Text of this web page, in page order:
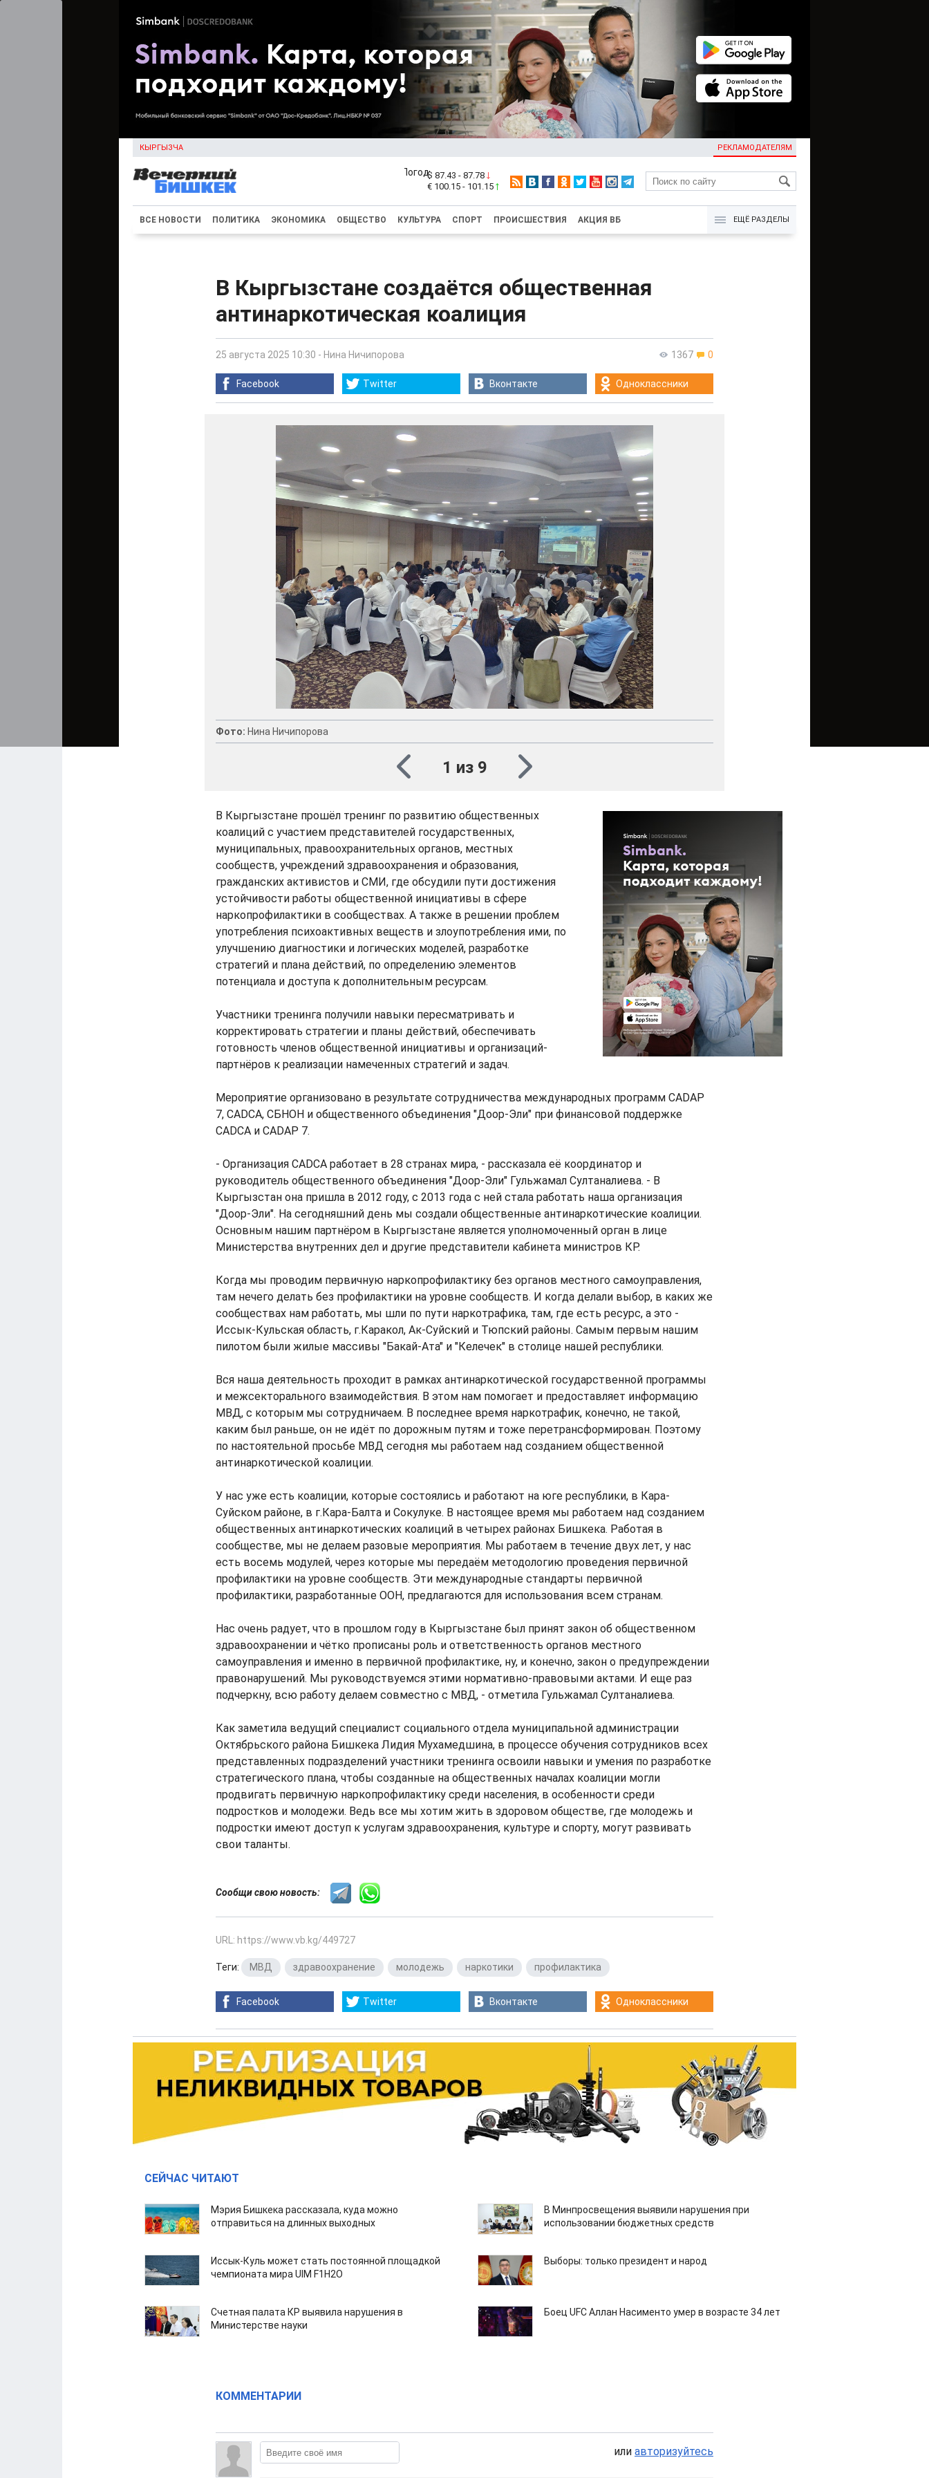
КЫРГЫЗЧА РЕКЛАМОДАТЕЛЯМ
KG
$ 87.43 - 87.78
€ 100.15 - 101.15
ВСЕ НОВОСТИ ПОЛИТИКА ЭКОНОМИКА ОБЩЕСТВО КУЛЬТУРА СПОРТ ПРОИСШЕСТВИЯ АКЦИЯ ВБ ЕЩЁ РАЗДЕЛЫ
В Кыргызстане создаётся общественная
антинаркотическая коалиция
1367 0
25 августа 2025 10:30 - Нина Ничипорова
Facebook Twitter Вконтакте Одноклассники
Фото: Нина Ничипорова
1 из 9
В Кыргызстане прошёл тренинг по развитию общественных
коалиций с участием представителей государственных,
муниципальных, правоохранительных органов, местных
сообществ, учреждений здравоохранения и образования,
гражданских активистов и СМИ, где обсудили пути достижения
устойчивости работы общественной инициативы в сфере
наркопрофилактики в сообществах. А также в решении проблем
употребления психоактивных веществ и злоупотребления ими, по
улучшению диагностики и логических моделей, разработке
стратегий и плана действий, по определению элементов
потенциала и доступа к дополнительным ресурсам.
Участники тренинга получили навыки пересматривать и
корректировать стратегии и планы действий, обеспечивать
готовность членов общественной инициативы и организаций-
партнёров к реализации намеченных стратегий и задач.
Мероприятие организовано в результате сотрудничества международных программ CADAP
7, CADCA, СБНОН и общественного объединения "Доор-Эли" при финансовой поддержке
CADCA и CADAP 7.
- Организация CADCA работает в 28 странах мира, - рассказала её координатор и
руководитель общественного объединения "Доор-Эли" Гульжамал Султаналиева. - В
Кыргызстан она пришла в 2012 году, с 2013 года с ней стала работать наша организация
"Доор-Эли". На сегодняшний день мы создали общественные антинаркотические коалиции.
Основным нашим партнёром в Кыргызстане является уполномоченный орган в лице
Министерства внутренних дел и другие представители кабинета министров КР.
Когда мы проводим первичную наркопрофилактику без органов местного самоуправления,
там нечего делать без профилактики на уровне сообществ. И когда делали выбор, в каких же
сообществах нам работать, мы шли по пути наркотрафика, там, где есть ресурс, а это -
Иссык-Кульская область, г.Каракол, Ак-Суйский и Тюпский районы. Самым первым нашим
пилотом были жилые массивы "Бакай-Ата" и "Келечек" в столице нашей республики.
Вся наша деятельность проходит в рамках антинаркотической государственной программы
и межсекторального взаимодействия. В этом нам помогает и предоставляет информацию
МВД, с которым мы сотрудничаем. В последнее время наркотрафик, конечно, не такой,
каким был раньше, он не идёт по дорожным путям и тоже перетрансформирован. Поэтому
по настоятельной просьбе МВД сегодня мы работаем над созданием общественной
антинаркотической коалиции.
У нас уже есть коалиции, которые состоялись и работают на юге республики, в Кара-
Суйском районе, в г.Кара-Балта и Сокулуке. В настоящее время мы работаем над созданием
общественных антинаркотических коалиций в четырех районах Бишкека. Работая в
сообществе, мы не делаем разовые мероприятия. Мы работаем в течение двух лет, у нас
есть восемь модулей, через которые мы передаём методологию проведения первичной
профилактики на уровне сообществ. Эти международные стандарты первичной
профилактики, разработанные ООН, предлагаются для использования всем странам.
Нас очень радует, что в прошлом году в Кыргызстане был принят закон об общественном
здравоохранении и чётко прописаны роль и ответственность органов местного
самоуправления и именно в первичной профилактике, ну, и конечно, закон о предупреждении
правонарушений. Мы руководствуемся этими нормативно-правовыми актами. И еще раз
подчеркну, всю работу делаем совместно с МВД, - отметила Гульжамал Султаналиева.
Как заметила ведущий специалист социального отдела муниципальной администрации
Октябрьского района Бишкека Лидия Мухамедшина, в процессе обучения сотрудников всех
представленных подразделений участники тренинга освоили навыки и умения по разработке
стратегического плана, чтобы созданные на общественных началах коалиции могли
продвигать первичную наркопрофилактику среди населения, в особенности среди
подростков и молодежи. Ведь все мы хотим жить в здоровом обществе, где молодежь и
подростки имеют доступ к услугам здравоохранения, культуре и спорту, могут развивать
свои таланты.
Сообщи свою новость:
URL: https://www.vb.kg/449727
Теги: МВД здравоохранение молодежь наркотики профилактика
Facebook Twitter Вконтакте Одноклассники
СЕЙЧАС ЧИТАЮТ
Мэрия Бишкека рассказала, куда можно
отправиться на длинных выходных
В Минпросвещения выявили нарушения при
использовании бюджетных средств
Иссык-Куль может стать постоянной площадкой
чемпионата мира UIM F1H2O
Выборы: только президент и народ
Счетная палата КР выявила нарушения в
Министерстве науки
Боец UFC Аллан Насименто умер в возрасте 34 лет
КОММЕНТАРИИ
или авторизуйтесь